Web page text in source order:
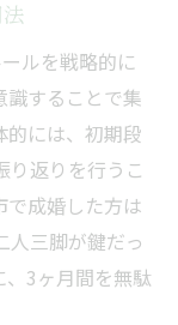
ルを戦略的に
識することで集
的には、初期段
り返りを行うこ
で成婚した方は
人三脚が鍵だっ
、3ヶ月間を無駄